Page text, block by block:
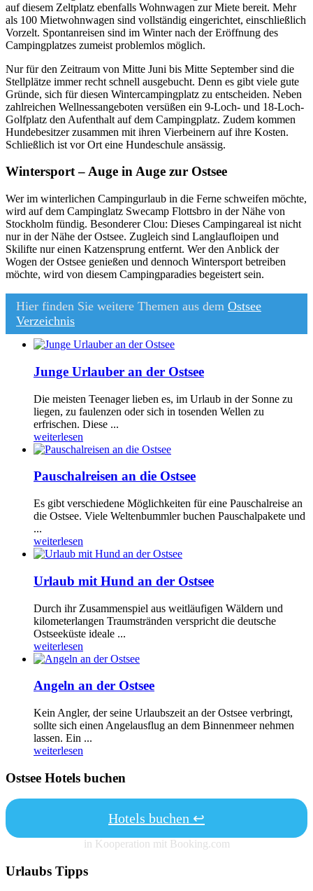
auf diesem Zeltplatz ebenfalls Wohnwagen zur Miete bereit. Mehr
als 100 Mietwohnwagen sind vollständig eingerichtet, einschließlich
Vorzelt. Spontanreisen sind im Winter nach der Eröffnung des
Campingplatzes zumeist problemlos möglich.
Nur für den Zeitraum von Mitte Juni bis Mitte September sind die
Stellplätze immer recht schnell ausgebucht. Denn es gibt viele gute
Gründe, sich für diesen Wintercampingplatz zu entscheiden. Neben
zahlreichen Wellnessangeboten versüßen ein 9-Loch- und 18-Loch-
Golfplatz den Aufenthalt auf dem Campingplatz. Zudem kommen
Hundebesitzer zusammen mit ihren Vierbeinern auf ihre Kosten.
Schließlich ist vor Ort eine Hundeschule ansässig.
Wintersport – Auge in Auge zur Ostsee
Wer im winterlichen Campingurlaub in die Ferne schweifen möchte,
wird auf dem Campinglatz Swecamp Flottsbro in der Nähe von
Stockholm fündig. Besonderer Clou: Dieses Campingareal ist nicht
nur in der Nähe der Ostsee. Zugleich sind Langlaufloipen und
Skilifte nur einen Katzensprung entfernt. Wer den Anblick der
Wogen der Ostsee genießen und dennoch Wintersport betreiben
möchte, wird von diesem Campingparadies begeistert sein.
Hier finden Sie weitere Themen aus dem Ostsee
Verzeichnis
Junge Urlauber an der Ostsee
Die meisten Teenager lieben es, im Urlaub in der Sonne zu
liegen, zu faulenzen oder sich in tosenden Wellen zu
erfrischen. Diese ...
weiterlesen
Pauschalreisen an die Ostsee
Es gibt verschiedene Möglichkeiten für eine Pauschalreise an
die Ostsee. Viele Weltenbummler buchen Pauschalpakete und
...
weiterlesen
Urlaub mit Hund an der Ostsee
Durch ihr Zusammenspiel aus weitläufigen Wäldern und
kilometerlangen Traumstränden verspricht die deutsche
Ostseeküste ideale ...
weiterlesen
Angeln an der Ostsee
Kein Angler, der seine Urlaubszeit an der Ostsee verbringt,
sollte sich einen Angelausflug an dem Binnenmeer nehmen
lassen. Ein ...
weiterlesen
Ostsee Hotels buchen
Hotels buchen ↩
in Kooperation mit Booking.com
Urlaubs Tipps